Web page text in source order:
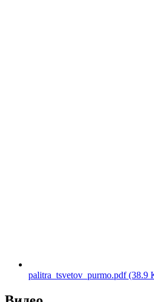
palitra_tsvetov_purmo.pdf(38.9